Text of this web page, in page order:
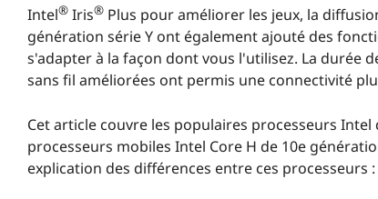
Intel® Iris® Plus pour améliorer les jeux, la
génération série Y ont également ajouté des
s'adapter à la façon dont vous l'utilisez. La durée
sans fil améliorées ont permis une connectivité
Cet article couvre les populaires processeurs
processeurs mobiles Intel Core H de 10e
explication des différences entre ces processeurs :